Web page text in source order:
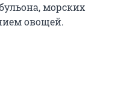
морских
овощей.